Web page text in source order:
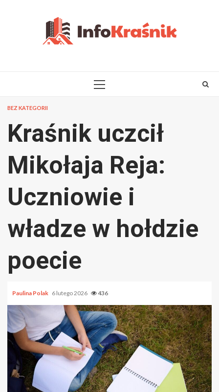
PRIMARY
BEZ KATEGORII
Kraśnik uczcił
Mikołaja Reja:
Uczniowie i
władze w hołdzie
poecie
Paulina Polak 6 lutego 2026 436